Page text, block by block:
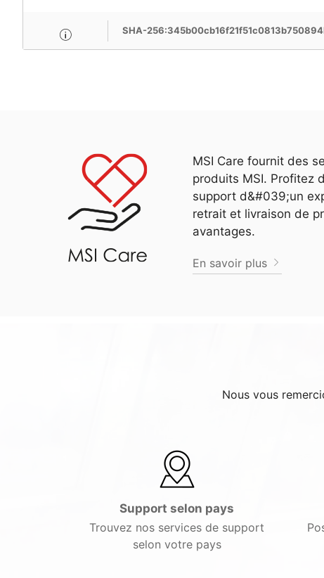
SHA-
MSI Care fournit des
produits MSI. Profitez
support d&#039;un
retrait et livraison de
avantages.
En savoir plus
Nous vous
Support selon pays
Trouvez nos services de support
selon votre pays